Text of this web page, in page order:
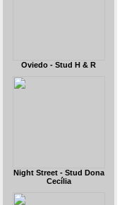
Oviedo - Stud H & R
Night Street - Stud Dona
Cecília